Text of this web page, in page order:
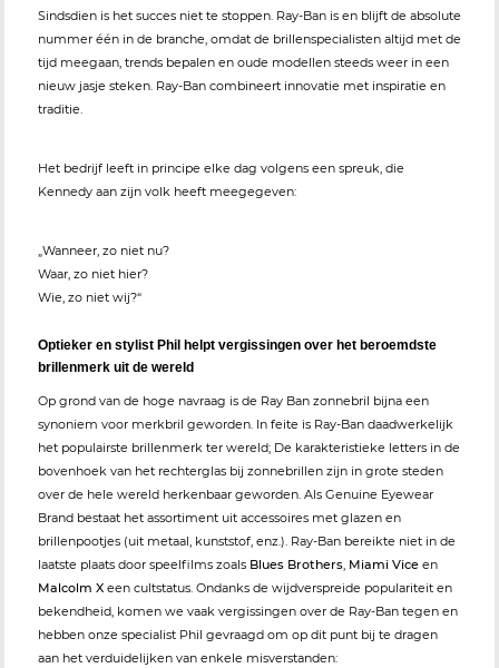
Sindsdien is het succes niet te stoppen. Ray-Ban is en blijft de absolute
nummer één in de branche, omdat de brillenspecialisten altijd met de
tijd meegaan, trends bepalen en oude modellen steeds weer in een
nieuw jasje steken. Ray-Ban combineert innovatie met inspiratie en
traditie.
Het bedrijf leeft in principe elke dag volgens een spreuk, die
Kennedy aan zijn volk heeft meegegeven:
„Wanneer, zo niet nu?
Waar, zo niet hier?
Wie, zo niet wij?“
Optieker en stylist Phil helpt vergissingen over het beroemdste
brillenmerk uit de wereld
Op grond van de hoge navraag is de Ray Ban zonnebril bijna een
synoniem voor merkbril geworden. In feite is Ray-Ban daadwerkelijk
het populairste brillenmerk ter wereld; De karakteristieke letters in de
bovenhoek van het rechterglas bij zonnebrillen zijn in grote steden
over de hele wereld herkenbaar geworden. Als Genuine Eyewear
Brand bestaat het assortiment uit accessoires met glazen en
brillenpootjes (uit metaal, kunststof, enz.). Ray-Ban bereikte niet in de
laatste plaats door speelfilms zoals Blues Brothers, Miami Vice en
Malcolm X een cultstatus. Ondanks de wijdverspreide populariteit en
bekendheid, komen we vaak vergissingen over de Ray-Ban tegen en
hebben onze specialist Phil gevraagd om op dit punt bij te dragen
aan het verduidelijken van enkele misverstanden: